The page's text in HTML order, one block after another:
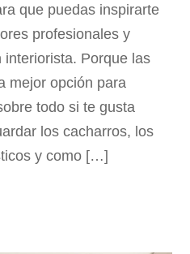
que puedas inspirarte
profesionales y
Porque las
mejor opción para
todo si te gusta
los cacharros, los
y como […]